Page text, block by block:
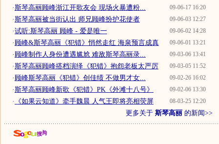
09-06-17 16:20
·斯琴高丽顾峰浙江开歌友会 现场火暴遭粉...
09-06-03 12:27
·斯琴高丽被当街认出 师兄顾峰扮护花使者
09-06-02 14:28
·试听:斯琴高丽 顾峰 - 爱是唯一
09-06-01 13:21
· 顾峰&斯琴高丽《犯错》悄然走红 海泉预言成真
09-03-06 13:41
· 顾峰制作人身份遭遇尴尬 难敌斯琴高丽录...
09-03-05 11:52
·斯琴高丽顾峰搭档演绎《犯错》抱怨老板太严厉
09-02-26 16:02
· 顾峰斯琴高丽《犯错》创佳绩 不做男才女...
09-02-06 13:30
·斯琴高丽顾峰新歌《犯错》PK《外滩十八号》
08-03-25 12:20
·
《如果云知道》牵手魏晨 人气王即将亮相荧屏
更多关于 斯琴高丽 的新闻>>